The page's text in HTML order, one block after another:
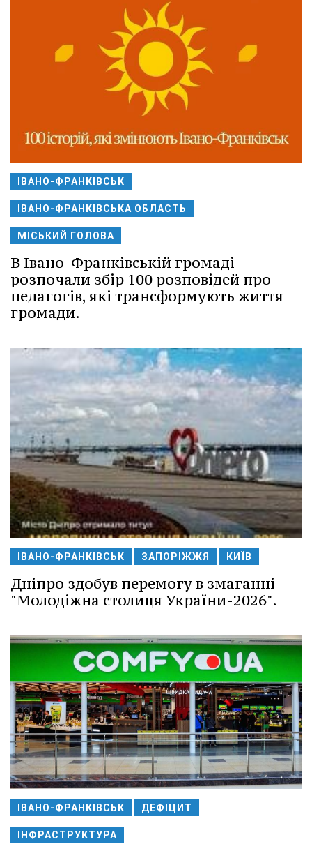
ІВАНО-ФРАНКІВСЬК
ІВАНО-ФРАНКІВСЬКА ОБЛАСТЬ
МІСЬКИЙ ГОЛОВА
В Івано-Франківській громаді
розпочали збір 100 розповідей про
педагогів, які трансформують життя
громади.
ІВАНО-ФРАНКІВСЬК ЗАПОРІЖЖЯ КИЇВ
Дніпро здобув перемогу в змаганні
"Молодіжна столиця України-2026".
ІВАНО-ФРАНКІВСЬК ДЕФІЦИТ
ІНФРАСТРУКТУРА